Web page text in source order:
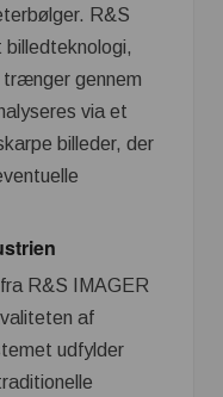
R&S
billedteknologi,
trænger gennem
via et
billeder, der
R&S IMAGER
af
udfylder